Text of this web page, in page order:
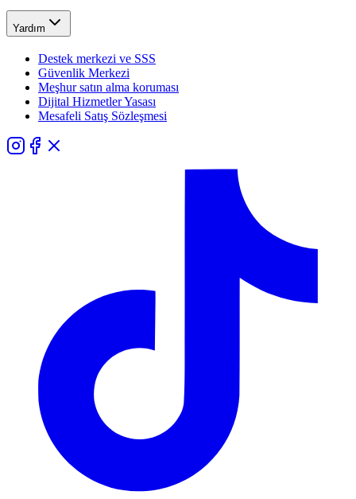
Yardım
Destek merkezi ve SSS
Güvenlik Merkezi
Meşhur satın alma koruması
Dijital Hizmetler Yasası
Mesafeli Satış Sözleşmesi